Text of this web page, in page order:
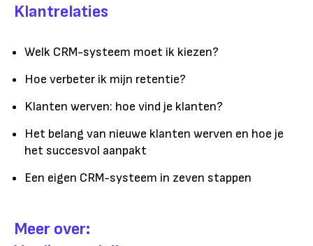
Klantrelaties
Welk CRM-systeem moet ik kiezen?
Hoe verbeter ik mijn retentie?
Klanten werven: hoe vind je klanten?
Het belang van nieuwe klanten werven en hoe je
het succesvol aanpakt
Een eigen CRM-systeem in zeven stappen
Meer over: